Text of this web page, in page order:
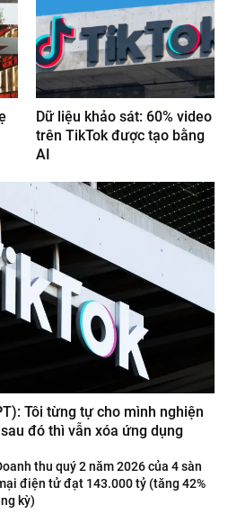
Dữ liệu khảo sát: 60% video
trên TikTok được tạo bằng
AI
Tôi từng tự cho mình nghiện
đó thì vẫn xóa ứng dụng
thu quý 2 năm 2026 của 4 sàn
điện tử đạt 143.000 tỷ (tăng 42%
kỳ)